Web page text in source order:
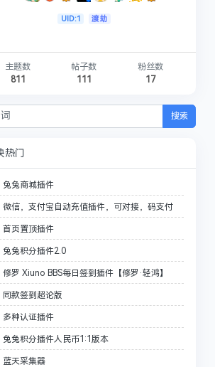
UID:1 渡劫
主题数
811
帖子数
111
粉丝数
17
搜索
热门
兔兔商城插件
微信，支付宝自动充值插件，可对接，码支付
首页置顶插件
兔兔积分插件2.0
修罗 Xiuno BBS每日签到插件【修罗·轻鸿】
V3.4适配版
同款签到超论版
多种认证插件
兔兔积分插件人民币1:1版本
蓝天采集器